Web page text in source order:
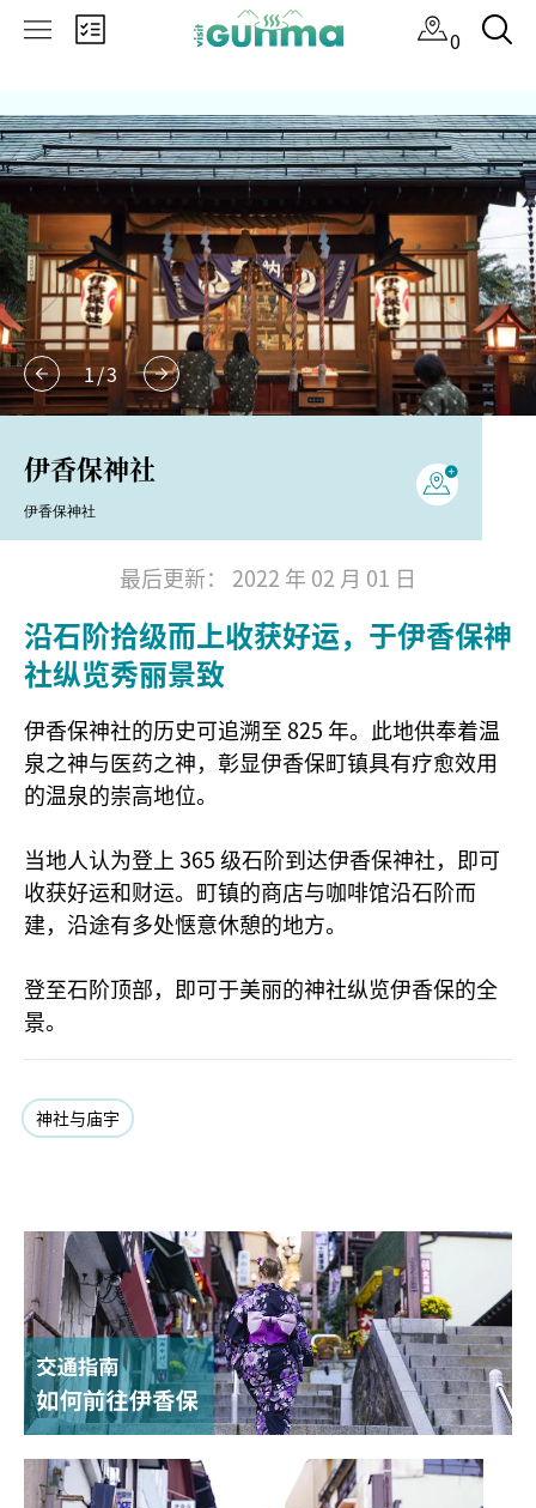
0
1/3
伊香保神社
伊香保神社
最后更新： 2022 年 02 月 01 日
沿石阶拾级而上收获好运，于伊香保神
社纵览秀丽景致
伊香保神社的历史可追溯至 825 年。此地供奉着温
泉之神与医药之神，彰显伊香保町镇具有疗愈效用
的温泉的崇高地位。
当地人认为登上 365 级石阶到达伊香保神社，即可
收获好运和财运。町镇的商店与咖啡馆沿石阶而
建，沿途有多处惬意休憩的地方。
登至石阶顶部，即可于美丽的神社纵览伊香保的全
景。
神社与庙宇